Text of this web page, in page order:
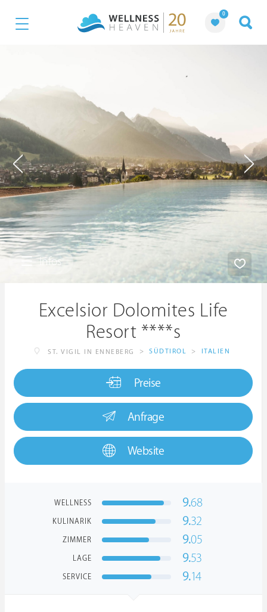
0
Infos
Excelsior Dolomites Life
Resort ****s
ST. VIGIL IN ENNEBERG > SÜDTIROL > ITALIEN
Preise
Anfrage
Website
WELLNESS 9.68
KULINARIK 9.32
ZIMMER 9.05
LAGE 9.53
SERVICE 9.14